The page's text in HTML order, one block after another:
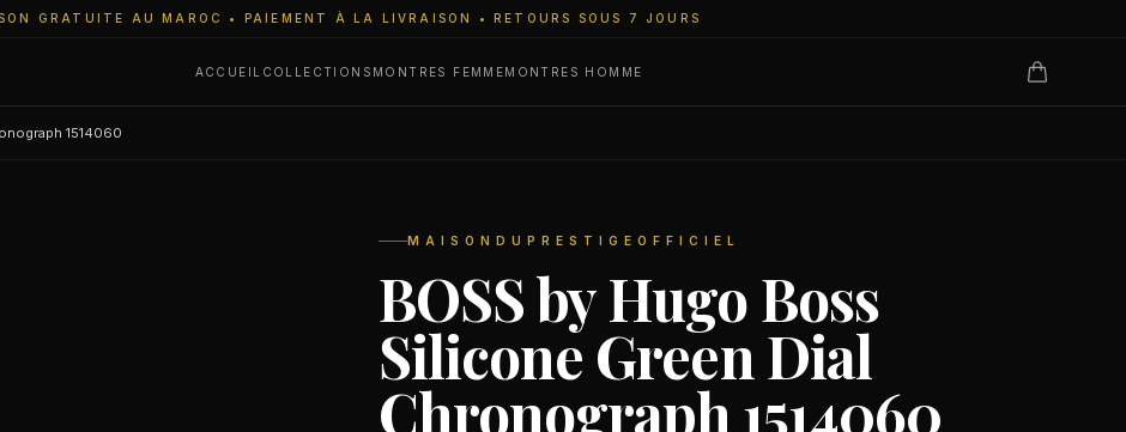
GRATUITE AU MAROC • PAIEMENT À LA LIVRAISON • RETOURS SOUS 7 JOURS
ACCUEIL COLLECTIONS MONTRES FEMMEMONTRES HOMME
1514060
MAISONDUPRESTIGEOFFICIEL
BOSS by Hugo Boss
Silicone Green Dial
Chronograph 1514060